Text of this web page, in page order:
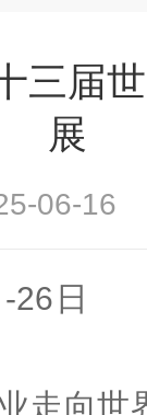
三届
展
06-
-26
走向世